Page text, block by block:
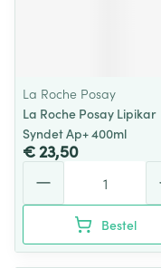
La Roche Posay
La Roche Posay Lipikar
Syndet Ap+ 400ml
€ 23,50
Bestel